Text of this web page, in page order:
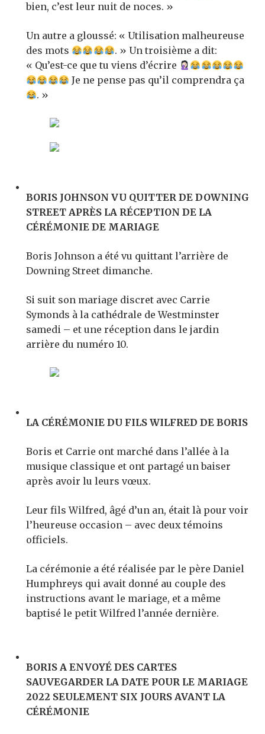
bien, c’est leur nuit de noces. »
Un autre a gloussé: « Utilisation malheureuse
des mots
. » Un troisième a dit:
« Qu’est-ce que tu viens d’écrire
Je ne pense pas qu’il comprendra ça
. »
BORIS JOHNSON VU QUITTER DE DOWNING
STREET APRÈS LA RÉCEPTION DE LA
CÉRÉMONIE DE MARIAGE
Boris Johnson a été vu quittant l’arrière de
Downing Street dimanche.
Si suit son mariage discret avec Carrie
Symonds à la cathédrale de Westminster
samedi – et une réception dans le jardin
arrière du numéro 10.
LA CÉRÉMONIE DU FILS WILFRED DE BORIS
Boris et Carrie ont marché dans l’allée à la
musique classique et ont partagé un baiser
après avoir lu leurs vœux.
Leur fils Wilfred, âgé d’un an, était là pour voir
l’heureuse occasion – avec deux témoins
officiels.
La cérémonie a été réalisée par le père Daniel
Humphreys qui avait donné au couple des
instructions avant le mariage, et a même
baptisé le petit Wilfred l’année dernière.
BORIS A ENVOYÉ DES CARTES
SAUVEGARDER LA DATE POUR LE MARIAGE
2022 SEULEMENT SIX JOURS AVANT LA
CÉRÉMONIE